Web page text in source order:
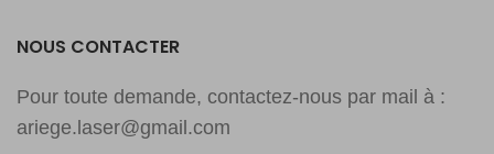
NOUS CONTACTER
Pour toute demande, contactez-nous par mail à :
ariege.laser@gmail.com